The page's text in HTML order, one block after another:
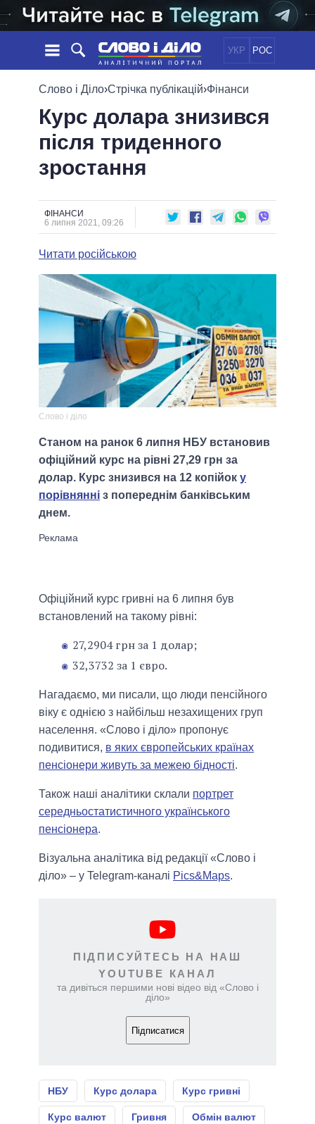
УКР РОС
НОВИНИ
СТРІЧКА
ПОДІЇ
СТАТТІ
ДУМКИ
ОГЛЯДИ
ДАЙДЖЕСТИ
ПОЛІТИКА
ЕКОНОМІКА
ОБIЦЯНКИ
ПОЛIТИКИ
УСІ ПОЛІТИКИ
ПРЕЗИДЕНТ І ОФІС
ВЕРХОВНА РАДА
МЕРИ МІСТ
ВСІ ПЕРСОНИ
ВІДЕО
ПОРІВНЯННЯ ПОЛІТИКІВ
Слово і Діло›Стрічка публікацій›Фінанси
Курс долара знизився
після триденного
зростання
ФІНАНСИ
6 липня 2021, 09:26
Читати російською
Слово і діло
Станом на ранок 6 липня НБУ встановив
офіційний курс на рівні 27,29 грн за
долар. Курс знизився на 12 копійок у
порівнянні з попереднім банківським
днем.
Офіційний курс гривні на 6 липня був
встановлений на такому рівні:
27,2904 грн за 1 долар;
32,3732 за 1 євро.
Нагадаємо, ми писали, що люди пенсійного
віку є однією з найбільш незахищених груп
населення. «Слово і діло» пропонує
подивитися, в яких європейських країнах
пенсіонери живуть за межею бідності.
Також наші аналітики склали портрет
середньостатистичного українського
пенсіонера.
Візуальна аналітика від редакції «Слово і
діло» – у Telegram-каналі Pics&Maps.
ПІДПИСУЙТЕСЬ НА НАШ
YOUTUBE КАНАЛ
та дивіться першими нові відео від «Слово і
діло»
Підписатися
НБУ Курс долара Курс гривні
Курс валют Гривня Обмін валют